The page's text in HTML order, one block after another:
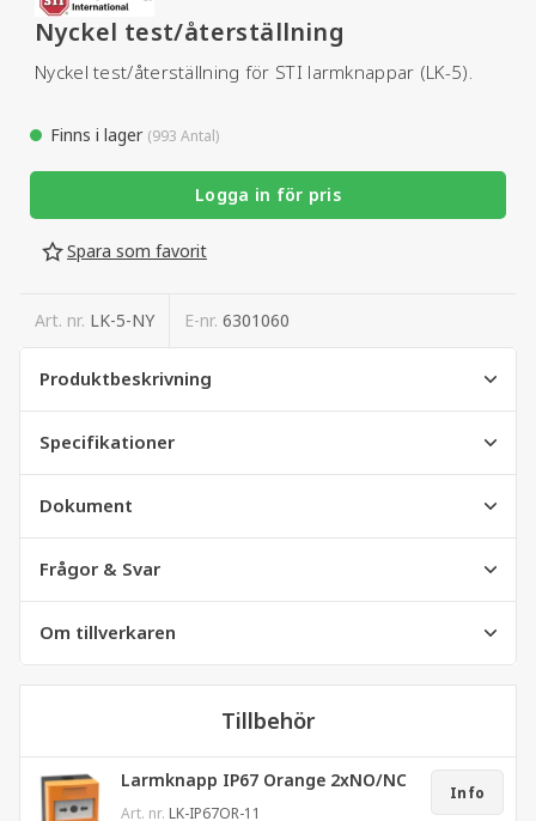
Nyckel test/återställning
Nyckel test/återställning för STI larmknappar (LK-5).
Finns i lager (993 Antal)
Logga in för pris
Spara som favorit
Art. nr. LK-5-NY E-nr. 6301060
Produktbeskrivning
Specifikationer
Dokument
Frågor & Svar
Om tillverkaren
Tillbehör
Larmknapp IP67 Orange 2xNO/NC
Art. nr. LK-IP67OR-11
Info